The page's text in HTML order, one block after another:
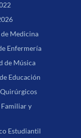
Medicina
Enfermería
de Música
Educación
Familiar y
Estudiantil